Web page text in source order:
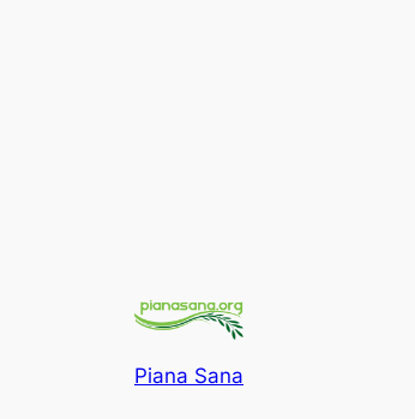
Piana Sana